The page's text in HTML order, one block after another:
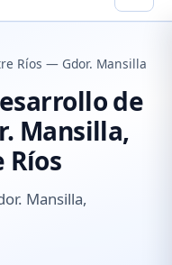
Ríos — Gdor. Mansilla
de
Mansilla,
Ríos
Mansilla,